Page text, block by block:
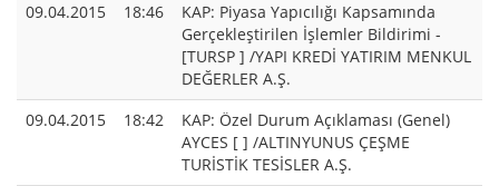
09.04.2015
18:46
KAP: Piyasa Yapıcılığı Kapsamında
Gerçekleştirilen İşlemler Bildirimi -
[TURSP ] /YAPI KREDİ YATIRIM MENKUL
DEĞERLER A.Ş.
09.04.2015
18:42
KAP: Özel Durum Açıklaması (Genel)
AYCES [ ] /ALTINYUNUS ÇEŞME
TURİSTİK TESİSLER A.Ş.